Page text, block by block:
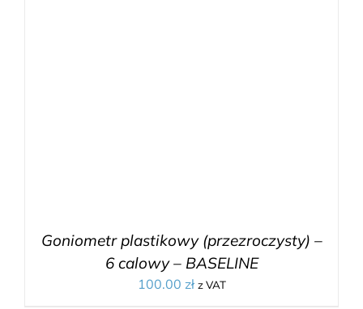
Goniometr plastikowy (przezroczysty) –
6 calowy – BASELINE
100.00 zł z VAT